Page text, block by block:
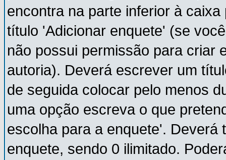
encontra na parte inferior à
título 'Adicionar enquete' (se
não possui permissão para criar
autoria). Deverá escrever um
de seguida colocar pelo menos
uma opção escreva o que
escolha para a enquete'. Deverá
enquete, sendo 0 ilimitado.